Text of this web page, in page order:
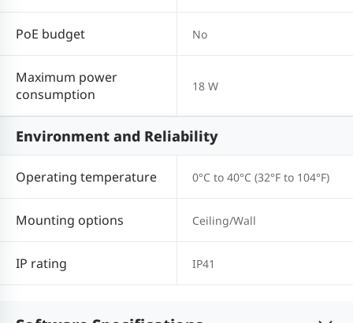
PoE budget No
Maximum power
consumption
18 W
Environment and Reliability
Operating temperature 0°C to 40°C (32°F to 104°F)
Mounting options Ceiling/Wall
IP rating IP41